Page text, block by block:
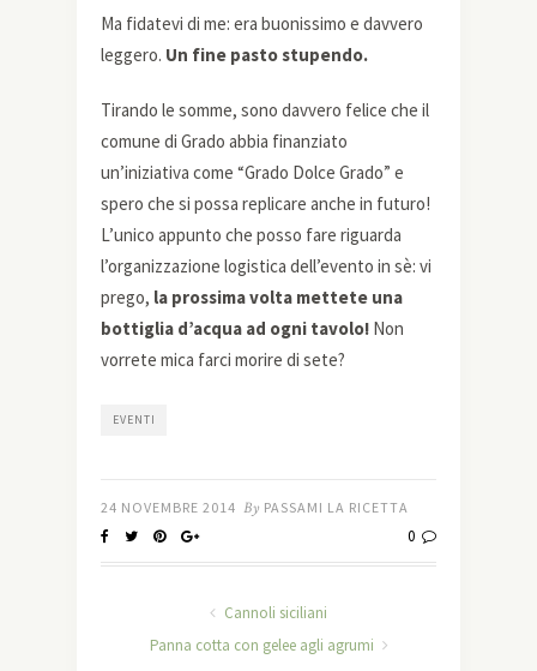
Ma fidatevi di me: era buonissimo e davvero
leggero. Un fine pasto stupendo.
Tirando le somme, sono davvero felice che il
comune di Grado abbia finanziato
un’iniziativa come “Grado Dolce Grado” e
spero che si possa replicare anche in futuro!
L’unico appunto che posso fare riguarda
l’organizzazione logistica dell’evento in sè: vi
prego, la prossima volta mettete una
bottiglia d’acqua ad ogni tavolo! Non
vorrete mica farci morire di sete?
EVENTI
24 NOVEMBRE 2014 By PASSAMI LA RICETTA
0
Cannoli siciliani
Panna cotta con gelee agli agrumi